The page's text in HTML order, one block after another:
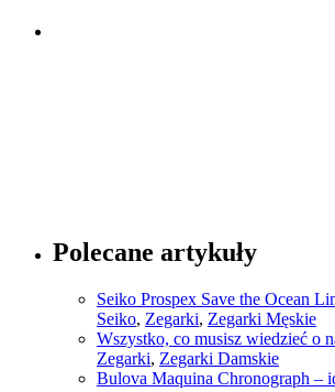
Polecane artykuły
Seiko Prospex Save the Ocean
Seiko, Zegarki, Zegarki Męskie
Wszystko, co musisz wiedzieć o
Zegarki, Zegarki Damskie
Bulova Maquina Chronograph –